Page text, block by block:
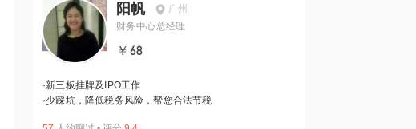
阳帆
广州
财务中心总经理
￥68
·新三板挂牌及IPO工作
·少踩坑，降低税务风险，帮您合法节税